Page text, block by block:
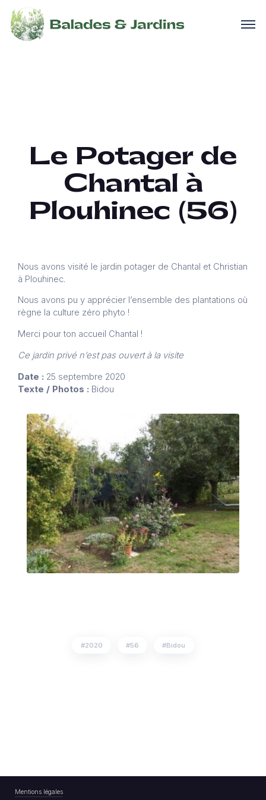
Le Potager de
Chantal à
Plouhinec (56)
Nous avons visité le jardin potager de Chantal et Christian
à Plouhinec.
Nous avons pu y apprécier l’ensemble des plantations où
règne la culture zéro phyto !
Merci pour ton accueil Chantal !
Ce jardin privé n’est pas ouvert à la visite
Date : 25 septembre 2020
Texte / Photos : Bidou
2020 56 Bidou
Mentions légales